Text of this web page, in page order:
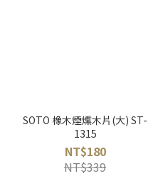
SOTO 橡木煙燻木片(大) ST-
1315
NT$180
NT$339